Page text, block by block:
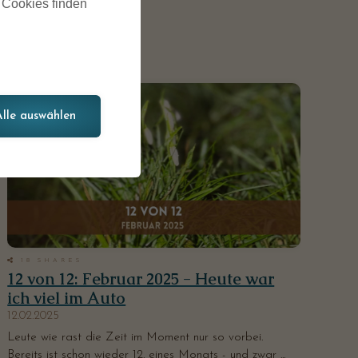
18 SHARES
12 von 12: Februar 2025 - Heute war
ich viel im Auto
12.02.2025
Leute wie rast die Zeit im Moment nur so vorbei.
Bereits ist schon wieder 12. eines Monats - und zwar ...
finden
auswählen